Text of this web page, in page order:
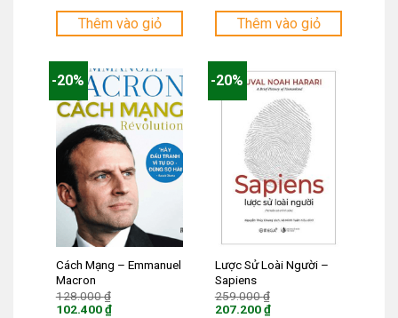
359.000 ₫.
hiện
là:
Thêm vào giỏ
268.000 ₫.
hiện
là:
Thêm vào giỏ
-20%
Cách Mạng – Emmanuel
Macron
128.000₫
102.400₫
-20%
Lược Sử Loài Người –
Sapiens
259.000₫
207.200₫